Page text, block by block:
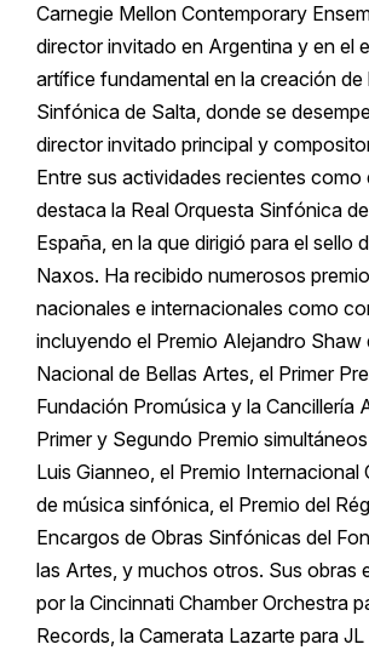
Carnegie Mellon Contemporary
director invitado en Argentina y en el
artífice fundamental en la creación de
Sinfónica de Salta, donde se
director invitado principal y
Entre sus actividades recientes como
destaca la Real Orquesta Sinfónica
España, en la que dirigió para el sello
Naxos. Ha recibido numerosos
nacionales e internacionales como
incluyendo el Premio Alejandro Shaw
Nacional de Bellas Artes, el Primer
Fundación Promúsica y la Cancillería
Primer y Segundo Premio
Luis Gianneo, el Premio Internacional
de música sinfónica, el Premio del
Encargos de Obras Sinfónicas del
las Artes, y muchos otros. Sus obras
por la Cincinnati Chamber Orchestra
Records, la Camerata Lazarte para